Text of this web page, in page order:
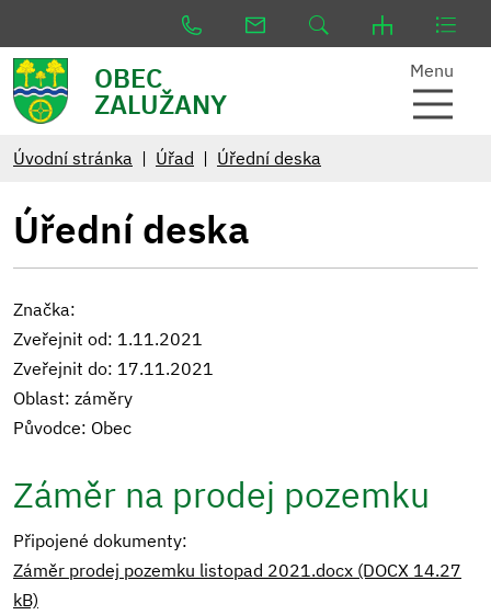
OBEC
ZALUŽANY
Menu
Úvodní stránka Úřad Úřední deska
Úřední deska
Značka:
Zveřejnit od: 1.11.2021
Zveřejnit do: 17.11.2021
Oblast: záměry
Původce: Obec
Záměr na prodej pozemku
Připojené dokumenty:
Záměr prodej pozemku listopad 2021.docx (DOCX 14.27
kB)